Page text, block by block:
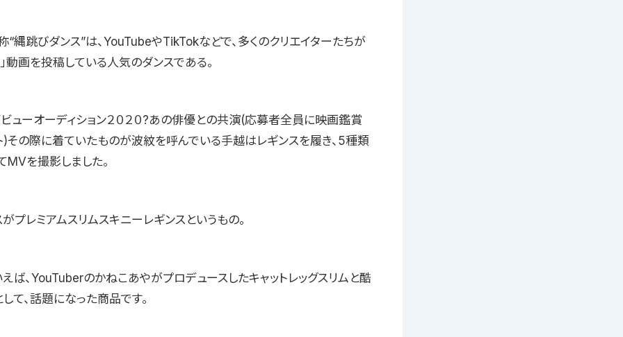
“縄跳びダンス”は、YouTubeやTikTokなどで、多くのクリエイターたちが
動画を投稿している人気のダンスである。
ビューオーディション２０２０?あの俳優との共演(応募者全員に映画鑑賞
)その際に着ていたものが波紋を呼んでいる手越はレギンスを履き、5種類
MVを撮影しました。
プレミアムスリムスキニーレギンスというもの。
えば、YouTuberのかねこあやがプロデュースしたキャットレッグスリムと酷
て、話題になった商品です。